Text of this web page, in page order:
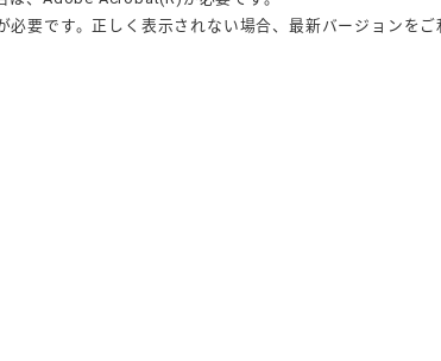
必要です。正しく表示されない場合、最新バージョンをご